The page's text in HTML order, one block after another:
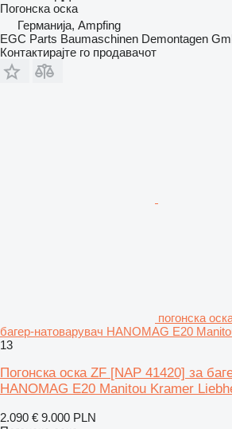
Погонска оска
Германија, Ampfing
EGC Parts Baumaschinen Demontagen
Контактирајте го продавачот
погонска
багер-натоварувач HANOMAG E20
13
Погонска оска ZF [NAP 41420] за
HANOMAG E20 Manitou Kramer
2.090 € 9.000 PLN